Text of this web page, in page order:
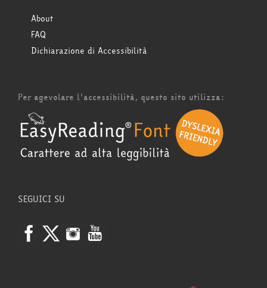
About
FAQ
Dichiarazione di Accessibilità
Per agevolare l'accessibilità, questo sito utilizza:
SEGUICI SU